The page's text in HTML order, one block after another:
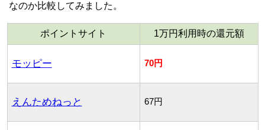
なのか比較してみました。
ポイントサイト 1万円利用時の還元額
モッピー 70円
えんためねっと 67円